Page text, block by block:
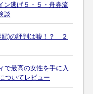
ン逃げ５・５・舟券流
談
妃)の評判は嘘！？ ２
で最高の女性を手に入
ついてレビュー